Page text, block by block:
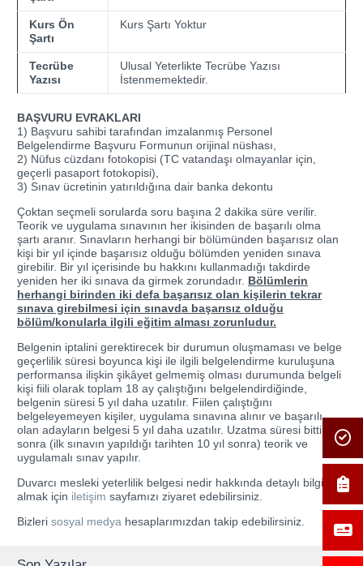
Kurs Ön
Şartı
Kurs Şartı Yoktur
Tecrübe
Yazısı
Ulusal Yeterlikte Tecrübe Yazısı
İstenmemektedir.
BAŞVURU EVRAKLARI
1) Başvuru sahibi tarafından imzalanmış Personel
Belgelendirme Başvuru Formunun orijinal nüshası,
2) Nüfus cüzdanı fotokopisi (TC vatandaşı olmayanlar için,
geçerli pasaport fotokopisi),
3) Sınav ücretinin yatırıldığına dair banka dekontu
Çoktan seçmeli sorularda soru başına 2 dakika süre verilir.
Teorik ve uygulama sınavının her ikisinden de başarılı olma
şartı aranır. Sınavların herhangi bir bölümünden başarısız olan
kişi bir yıl içinde başarısız olduğu bölümden yeniden sınava
girebilir. Bir yıl içerisinde bu hakkını kullanmadığı takdirde
yeniden her iki sınava da girmek zorundadır. Bölümlerin
herhangi birinden iki defa başarısız olan kişilerin tekrar
sınava girebilmesi için sınavda başarısız olduğu
bölüm/konularla ilgili eğitim alması zorunludur.
Belgenin iptalini gerektirecek bir durumun oluşmaması ve belge
geçerlilik süresi boyunca kişi ile ilgili belgelendirme kuruluşuna
performansa ilişkin şikâyet gelmemiş olması durumunda belgeli
kişi fiili olarak toplam 18 ay çalıştığını belgelendirdiğinde,
belgenin süresi 5 yıl daha uzatılır. Fiilen çalıştığını
belgeleyemeyen kişiler, uygulama sınavına alınır ve başarılı
olan adayların belgesi 5 yıl daha uzatılır. Uzatma süresi bittikten
sonra (ilk sınavın yapıldığı tarihten 10 yıl sonra) teorik ve
uygulamalı sınav yapılır.
Duvarcı mesleki yeterlilik belgesi nedir hakkında detaylı bilgi
almak için iletişim sayfamızı ziyaret edebilirsiniz.
Bizleri sosyal medya hesaplarımızdan takip edebilirsiniz.